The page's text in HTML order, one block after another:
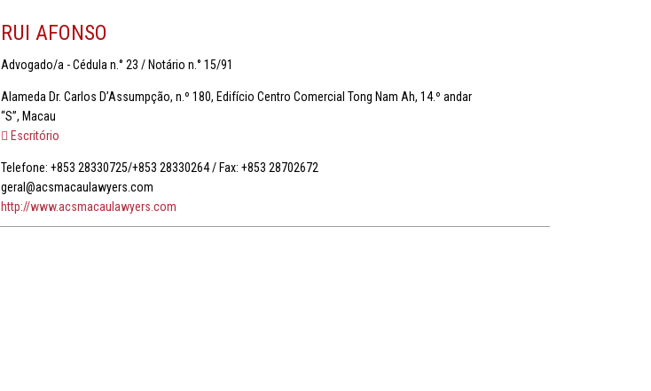
RUI AFONSO
Advogado/a - Cédula n.° 23 / Notário n.° 15/91
Alameda Dr. Carlos D’Assumpção, n.º 180, Edifício Centro Comercial Tong Nam Ah, 14.º andar
“S”, Macau
Escritório
Telefone: +853 28330725/+853 28330264 / Fax: +853 28702672
geral@acsmacaulawyers.com
http://www.acsmacaulawyers.com